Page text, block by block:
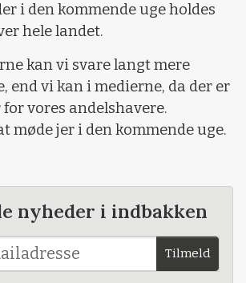
i den kommende uge holdes
hele landet.
kan vi svare langt mere
end vi kan i medierne, da der er
vores andelshavere.
møde jer i den kommende uge.
nyheder i indbakken
Tilmeld